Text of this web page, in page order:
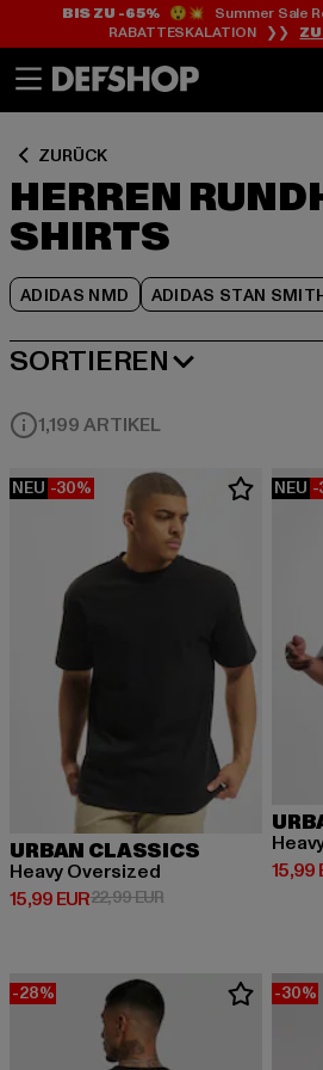
Zum
Inhalt
Zum
BIS ZU -65%😲💥 Summer Sale
RABATTESKALATION ❯❯
ZURÜCK
HERREN
SHIRTS
ADIDAS NMD ADIDAS STAN
Zum
SORTIEREN
BELIEBTESTE
1,199 ARTIKEL
NEU -30%
URBAN CLASSICS
Heavy Oversized
15,99 EUR
Derzeitiger Preis: 15,99 EUR
22,99 EURAktionspreis: 22,99
NEU -
15,99
-28% -30%